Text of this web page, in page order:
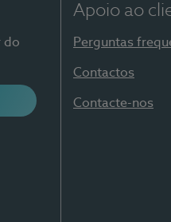
do
Apoio ao
Perguntas
Contactos
Contacte-nos